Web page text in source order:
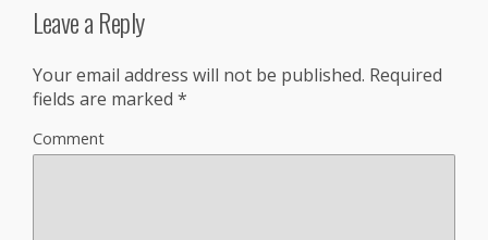
Leave a Reply
Your email address will not be published. Required
fields are marked *
Comment